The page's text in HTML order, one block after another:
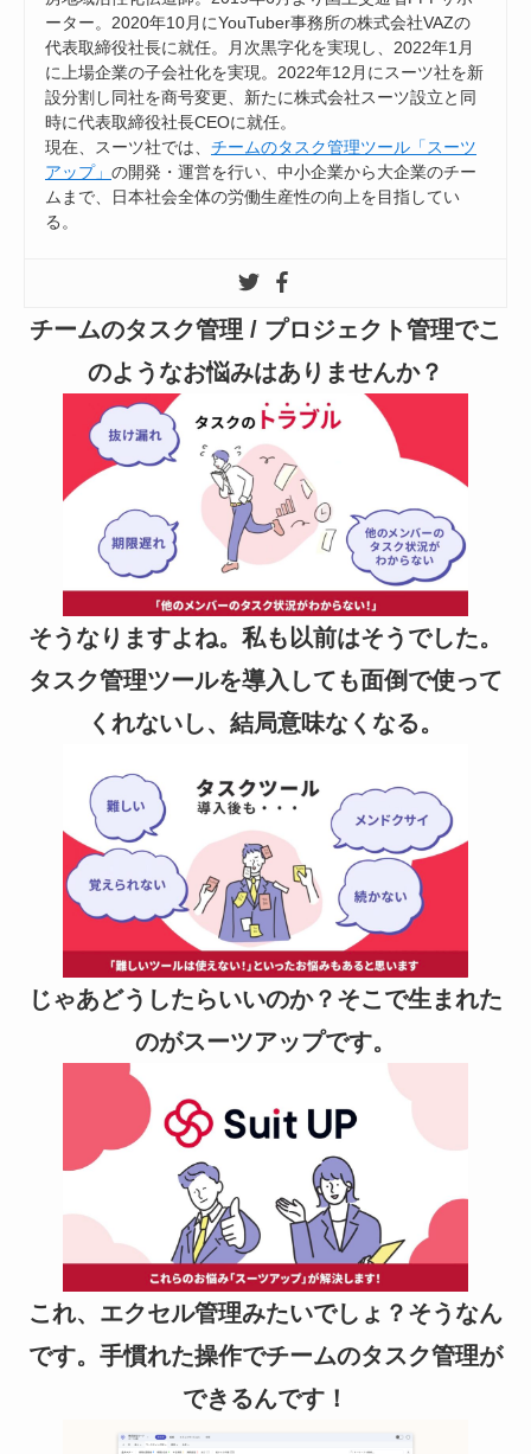
ーター。2020年10月にYouTuber事務所の株式会社VAZの
代表取締役社長に就任。月次黒字化を実現し、2022年1月
に上場企業の子会社化を実現。2022年12月にスーツ社を新
設分割し同社を商号変更、新たに株式会社スーツ設立と同
時に代表取締役社長CEOに就任。
現在、スーツ社では、 チームのタスク管理ツール「スーツ
アップ」 の開発・運営を行い、中小企業から大企業のチー
ムまで、日本社会全体の労働生産性の向上を目指してい
る。
チームのタスク管理 / プロジェクト管理でこ
のようなお悩みはありませんか？
そうなりますよね。私も以前はそうでした。
タスク管理ツールを導入しても面倒で使って
くれないし、結局意味なくなる。
じゃあどうしたらいいのか？そこで生まれた
のがスーツアップです。
これ、エクセル管理みたいでしょ？そうなん
です。手慣れた操作でチームのタスク管理が
できるんです！